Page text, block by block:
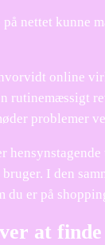
nettet kunne
online
rutinemæssigt
problemer
I den
du er på
at